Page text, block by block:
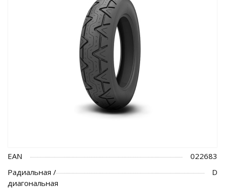
EAN
022683
Радиальная /
диагональная
D